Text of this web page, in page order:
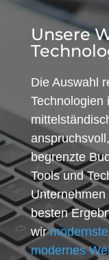
Unsere
Die Auswahl
Technologien
begrenzte
Tools und
besten
wir
modernes